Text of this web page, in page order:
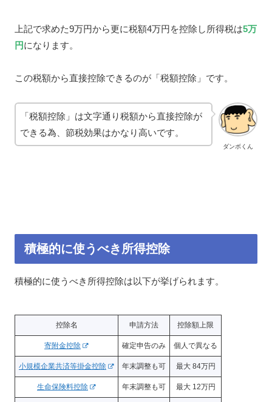
上記で求めた9万円から更に税額4万円を控除し所得税は5万
円になります。
この税額から直接控除できるのが「税額控除」です。
ダンボくん
「税額控除」は文字通り税額から直接控除が
できる為、節税効果はかなり高いです。
積極的に使うべき所得控除
積極的に使うべき所得控除は以下が挙げられます。
控除名 申請方法 控除額上限
寄附金控除 確定申告のみ 個人で異なる
小規模企業共済等掛金控除 年末調整も可 最大 84万円
生命保険料控除 年末調整も可 最大 12万円